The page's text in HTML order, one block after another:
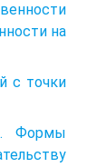
на
с точки
Формы